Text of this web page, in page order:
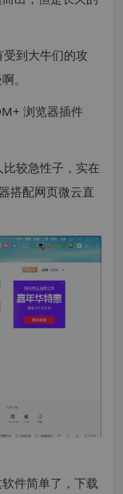
到大牛们的攻
。
较急性子，实在
搭配网页微云直
件简单了，下载